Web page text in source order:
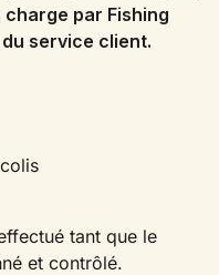
par Fishing
service client.
tant que le
et contrôlé.